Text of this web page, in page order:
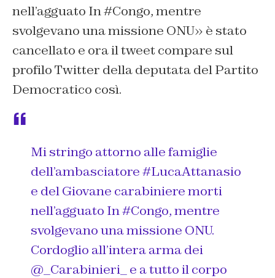
nell’agguato In#Congo, mentre
svolgevano una missione ONU» è stato
cancellato e ora il tweet compare sul
profilo Twitter della deputata del Partito
Democratico così.
Mi stringo attorno alle famiglie
dell’ambasciatore#LucaAttanasio
e del Giovane carabiniere morti
nell’agguato In#Congo, mentre
svolgevano una missione ONU.
Cordoglio all’intera arma dei
@_Carabinieri_
e a tutto il corpo